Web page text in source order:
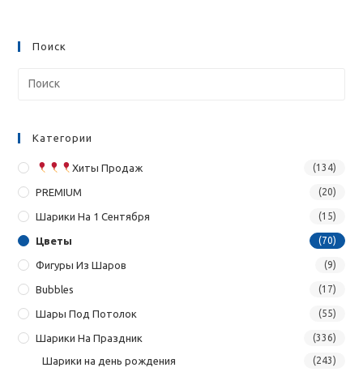
Поиск
Категории
Хиты Продаж (134)
PREMIUM (20)
Шарики На 1 Сентября (15)
Цветы (70)
Фигуры Из Шаров (9)
Bubbles (17)
Шары Под Потолок (55)
Шарики На Праздник (336)
Шарики на день рождения (243)